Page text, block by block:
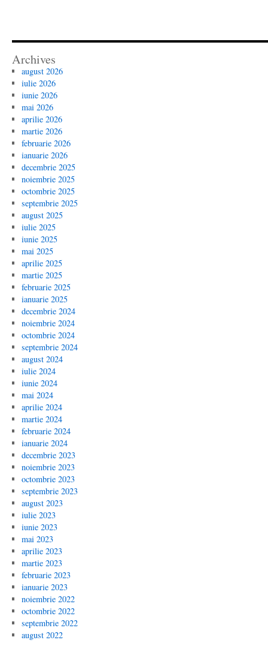
Archives
august 2026
iulie 2026
iunie 2026
mai 2026
aprilie 2026
martie 2026
februarie 2026
ianuarie 2026
decembrie 2025
noiembrie 2025
octombrie 2025
septembrie 2025
august 2025
iulie 2025
iunie 2025
mai 2025
aprilie 2025
martie 2025
februarie 2025
ianuarie 2025
decembrie 2024
noiembrie 2024
octombrie 2024
septembrie 2024
august 2024
iulie 2024
iunie 2024
mai 2024
aprilie 2024
martie 2024
februarie 2024
ianuarie 2024
decembrie 2023
noiembrie 2023
octombrie 2023
septembrie 2023
august 2023
iulie 2023
iunie 2023
mai 2023
aprilie 2023
martie 2023
februarie 2023
ianuarie 2023
noiembrie 2022
octombrie 2022
septembrie 2022
august 2022